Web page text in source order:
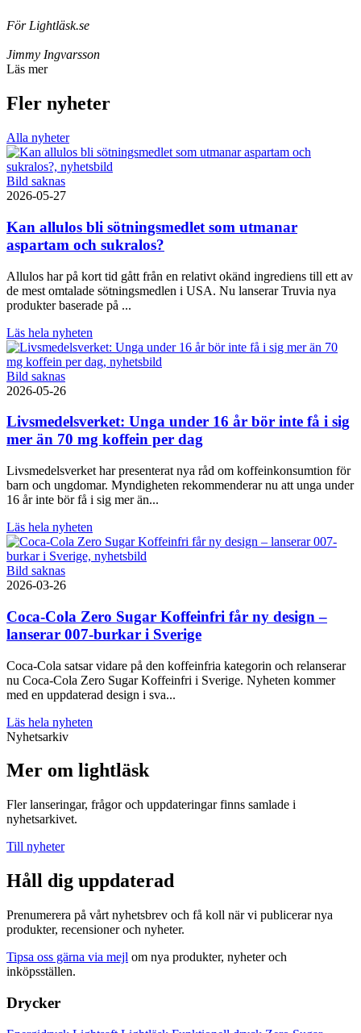
För Lightläsk.se
Jimmy Ingvarsson
Läs mer
Fler nyheter
Alla nyheter
Bild saknas
2026-05-27
Kan allulos bli sötningsmedlet som utmanar
aspartam och sukralos?
Allulos har på kort tid gått från en relativt okänd ingrediens till ett av
de mest omtalade sötningsmedlen i USA. Nu lanserar Truvia nya
produkter baserade på ...
Läs hela nyheten
Bild saknas
2026-05-26
Livsmedelsverket: Unga under 16 år bör inte få i sig
mer än 70 mg koffein per dag
Livsmedelsverket har presenterat nya råd om koffeinkonsumtion för
barn och ungdomar. Myndigheten rekommenderar nu att unga under
16 år inte bör få i sig mer än...
Läs hela nyheten
Bild saknas
2026-03-26
Coca-Cola Zero Sugar Koffeinfri får ny design –
lanserar 007-burkar i Sverige
Coca-Cola satsar vidare på den koffeinfria kategorin och relanserar
nu Coca-Cola Zero Sugar Koffeinfri i Sverige. Nyheten kommer
med en uppdaterad design i sva...
Läs hela nyheten
Nyhetsarkiv
Mer om lightläsk
Fler lanseringar, frågor och uppdateringar finns samlade i
nyhetsarkivet.
Till nyheter
Håll dig uppdaterad
Prenumerera på vårt nyhetsbrev och få koll när vi publicerar nya
produkter, recensioner och nyheter.
Tipsa oss gärna via mejl om nya produkter, nyheter och
inköpsställen.
Drycker